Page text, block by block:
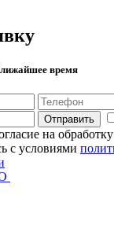
время
Отправить
на
с условиями